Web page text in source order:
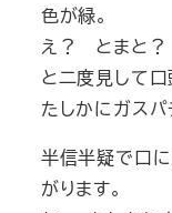
色が緑。
え？ とまと？
と二度見して口
たしかにガスパ
半信半疑で口
がります。